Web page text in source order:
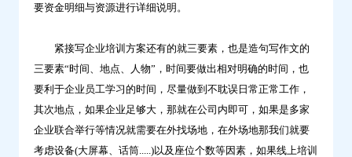
要资金明细与资源进行详细说明。
紧接写企业培训方案还有的就三要素，也是造句写作文的
三要素“时间、地点、人物”，时间要做出相对明确的时间，也
要利于企业员工学习的时间，尽量做到不耽误日常正常工作，
其次地点，如果企业足够大，那就在公司内即可，如果是多家
企业联合举行等情况就需要在外找场地，在外场地那我们就要
考虑设备(大屏幕、话筒.....)以及座位个数等因素，如果线上培训